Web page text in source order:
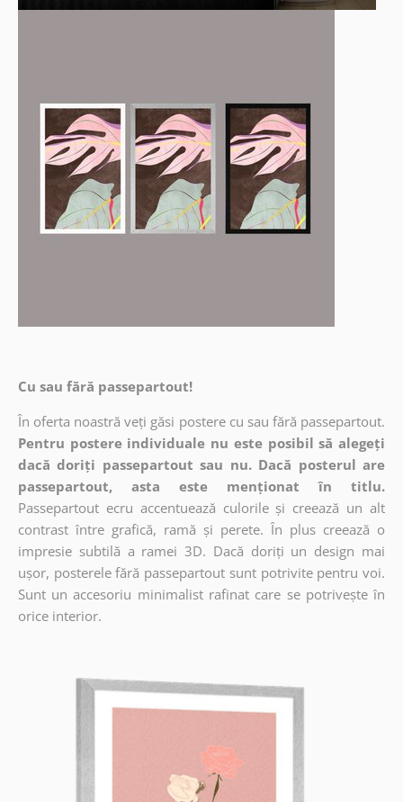
Cu sau fără passepartout!
În oferta noastră veți găsi postere cu sau fără passepartout.
Pentru postere individuale nu este posibil să alegeți
dacă doriți passepartout sau nu. Dacă posterul are
passepartout, asta este menționat în titlu.
Passepartout ecru accentuează culorile și creează un alt
contrast între grafică, ramă și perete. În plus creează o
impresie subtilă a ramei 3D. Dacă doriți un design mai
ușor, posterele fără passepartout sunt potrivite pentru voi.
Sunt un accesoriu minimalist rafinat care se potrivește în
orice interior.